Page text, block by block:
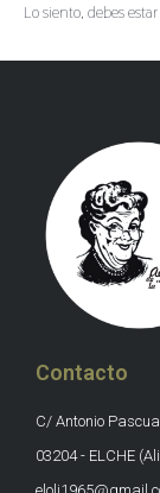
Lo siento, debes estar
Contacto
C/ Antonio
03204 - ELCHE